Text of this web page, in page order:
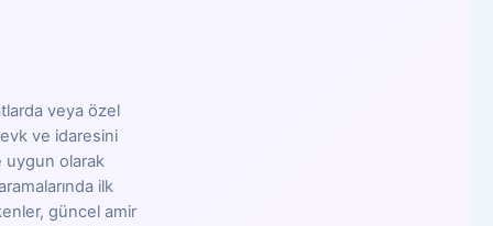
veya özel
ve idaresini
uygun olarak
ilk
güncel amir